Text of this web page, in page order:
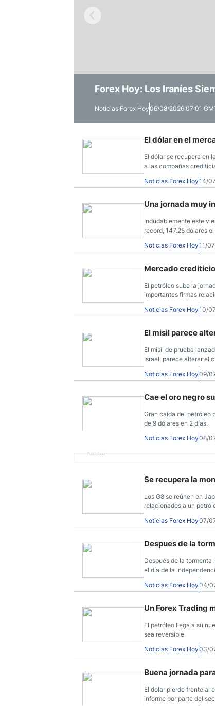
Nvidia (NVDA)
Banco Santander (SAN)
Todas
Forex Hoy: Los Iraníes
Noticias Forex Hoy06/08/2026 07:01
Forex Hoy: Principales
Noticias Forex Hoy05/08/2026 06:33
Intervienen
Noticias Forex Hoy04/08/2026 05:36
El dólar en el
El dólar se recupera en
a las compañas
Noticias Forex Hoy14/
Una jornada muy
Indudablemente este
record, 147.25 dólares
Noticias Forex Hoy11/
Mercado
El petróleo sube la
importantes firmas
Noticias Forex Hoy10/
El misil parece
El misil de prueba
Israel, parece alterar el
Noticias Forex Hoy09/
Cae el oro negro
Gran caída del petróleo
de 9 dólares en 2 días.
Noticias Forex Hoy08/
Publicidad
Se recupera la
Los G8 se reúnen en
relacionados a un
Noticias Forex Hoy07/
Despues de la
Después de la tormenta
el día de la
Noticias Forex Hoy04/
Un Forex Trading
El petróleo llega a su
sea reversible.
Noticias Forex Hoy03/
Buena jornada
El dolar pierde frente al
informe por parte del